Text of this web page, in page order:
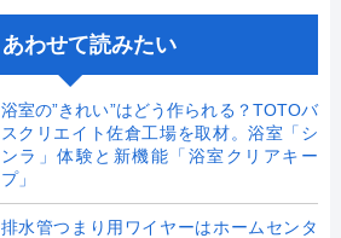
あわせて読みたい
浴室の”きれい”はどう作られる？TOTOバ
スクリエイト佐倉工場を取材。浴室「シ
ンラ」体験と新機能「浴室クリアキー
プ」
排水管つまり用ワイヤーはホームセンタ